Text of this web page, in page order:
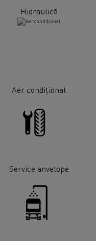
Hidraulică
Aer condiționat
Service anvelope